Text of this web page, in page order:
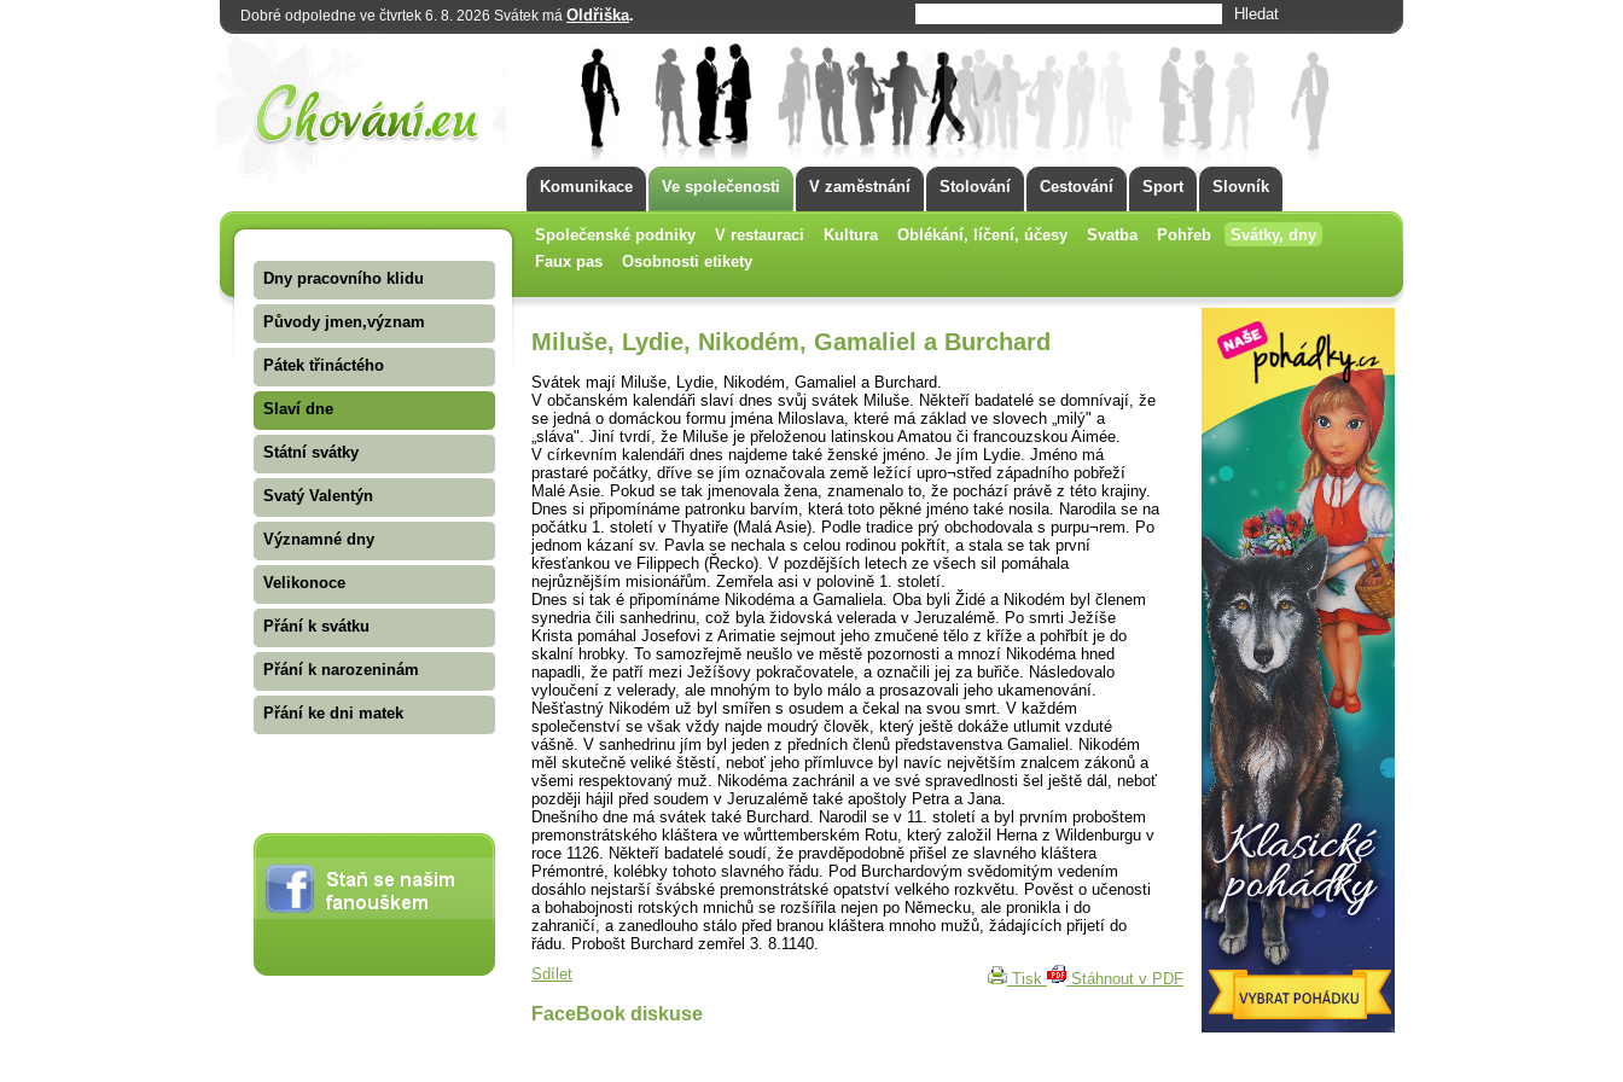
Dobré odpoledne ve čtvrtek 6. 8. 2026 Svátek má Oldřiška.
Komunikace Ve společenosti V zaměstnání Stolování Cestování Sport Slovník
Společenské podniky V restauraci Kultura Oblékání, líčení, účesy Svatba Pohřeb
Svátky, dny
Faux pas
Osobnosti etikety
Dny pracovního klidu
Původy jmen,význam
Pátek třináctého
Slaví dne
Státní svátky
Svatý Valentýn
Významné dny
Velikonoce
Přání k svátku
Přání k narozeninám
Přání ke dni matek
Miluše, Lydie, Nikodém, Gamaliel a Burchard
Svátek mají Miluše, Lydie, Nikodém, Gamaliel a Burchard.
V občanském kalendáři slaví dnes svůj svátek Miluše. Někteří badatelé se domnívají, že
se jedná o domáckou formu jména Miloslava, které má základ ve slovech „milý" a
„sláva". Jiní tvrdí, že Miluše je přeloženou latinskou Amatou či francouzskou Aimée.
V církevním kalendáři dnes najdeme také ženské jméno. Je jím Lydie. Jméno má
prastaré počátky, dříve se jím označovala země ležící upro¬střed západního pobřeží
Malé Asie. Pokud se tak jmenovala žena, znamenalo to, že pochází právě z této krajiny.
Dnes si připomínáme patronku barvím, která toto pěkné jméno také nosila. Narodila se na
počátku 1. století v Thyatiře (Malá Asie). Podle tradice prý obchodovala s purpu¬rem. Po
jednom kázaní sv. Pavla se nechala s celou rodinou pokřtít, a stala se tak první
křesťankou ve Filippech (Řecko). V pozdějších letech ze všech sil pomáhala
nejrůznějším misionářům. Zemřela asi v polovině 1. století.
Dnes si tak é připomínáme Nikodéma a Gamaliela. Oba byli Židé a Nikodém byl členem
synedria čili sanhedrinu, což byla židovská velerada v Jeruzalémě. Po smrti Ježíše
Krista pomáhal Josefovi z Arimatie sejmout jeho zmučené tělo z kříže a pohřbít je do
skalní hrobky. To samozřejmě neušlo ve městě pozornosti a mnozí Nikodéma hned
napadli, že patří mezi Ježíšovy pokračovatele, a označili jej za buřiče. Následovalo
vyloučení z velerady, ale mnohým to bylo málo a prosazovali jeho ukamenování.
Nešťastný Nikodém už byl smířen s osudem a čekal na svou smrt. V každém
společenství se však vždy najde moudrý člověk, který ještě dokáže utlumit vzduté
vášně. V sanhedrinu jím byl jeden z předních členů představenstva Gamaliel. Nikodém
měl skutečně veliké štěstí, neboť jeho přímluvce byl navíc největším znalcem zákonů a
všemi respektovaný muž. Nikodéma zachránil a ve své spravedlnosti šel ještě dál, neboť
později hájil před soudem v Jeruzalémě také apoštoly Petra a Jana.
Dnešního dne má svátek také Burchard. Narodil se v 11. století a byl prvním proboštem
premonstrátského kláštera ve wůrttemberském Rotu, který založil Herna z Wildenburgu v
roce 1126. Někteří badatelé soudí, že pravděpodobně přišel ze slavného kláštera
Prémontré, kolébky tohoto slavného řádu. Pod Burchardovým svědomitým vedením
dosáhlo nejstarší švábské premonstrátské opatství velkého rozkvětu. Pověst o učenosti
a bohabojnosti rotských mnichů se rozšířila nejen po Německu, ale pronikla i do
zahraničí, a zanedlouho stálo před branou kláštera mnoho mužů, žádajících přijetí do
řádu. Probošt Burchard zemřel 3. 8.1140.
Sdílet
Tisk Stáhnout v PDF
FaceBook diskuse